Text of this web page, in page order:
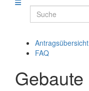
Antragsübersicht
FAQ